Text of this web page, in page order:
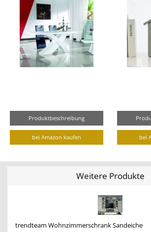
Produktbeschreibung
bei Amazon kaufen bei
Weitere Produkte
trendteam Wohnzimmerschrank Sandeiche